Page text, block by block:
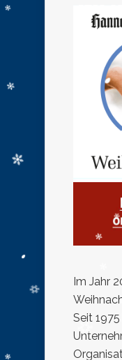
Im Jahr
Seit